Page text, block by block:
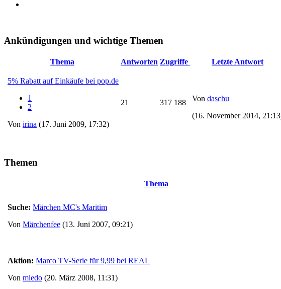
Ankündigungen und wichtige Themen
Thema Antworten Zugriffe Letzte Antwort
5% Rabatt auf Einkäufe bei pop.de
1
2
Von irina (17. Juni 2009, 17:32)
21 317 188 Von daschu
(16. November 2014,
Themen
Thema
Suche: Märchen MC's Maritim
Von Märchenfee (13. Juni 2007, 09:21)
Aktion: Marco TV-Serie für 9,99 bei REAL
Von miedo (20. März 2008, 11:31)